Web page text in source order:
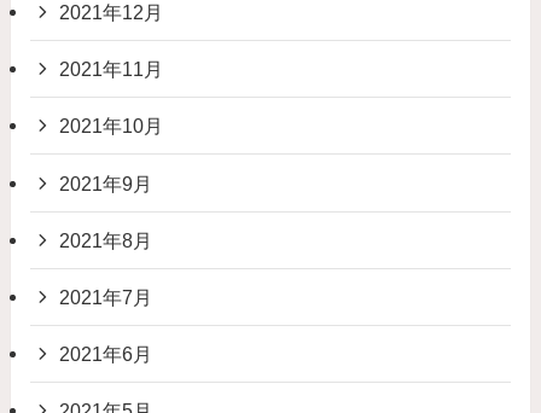
2021年12月
2021年11月
2021年10月
2021年9月
2021年8月
2021年7月
2021年6月